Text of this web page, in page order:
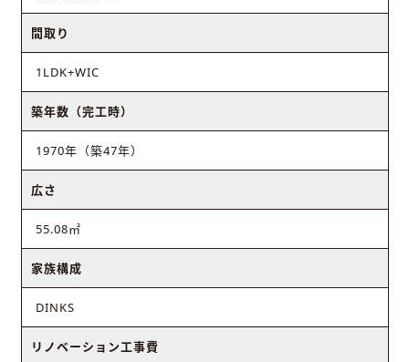
間取り
1LDK+WIC
築年数（完工時）
1970年（築47年）
広さ
55.08㎡
家族構成
DINKS
リノベーション工事費